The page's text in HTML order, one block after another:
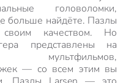
головоломки,
больше найдёте. Пазлы
своим качеством. Но
представлены на
мультфильмов,
— со всем этим вы